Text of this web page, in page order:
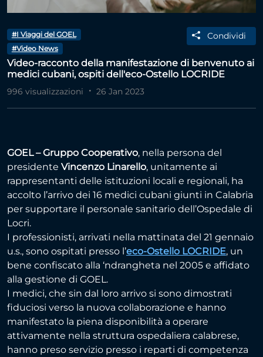
Video
#I Viaggi del GOEL
#Video News
Condividi
Video-racconto della manifestazione di benvenuto ai
medici cubani, ospiti dell'eco-Ostello LOCRIDE
996 visualizzazioni 26 Jan 2023
GOEL – Gruppo Cooperativo, nella persona del
presidente Vincenzo Linarello, unitamente ai
rappresentanti delle istituzioni locali e regionali, ha
accolto l’arrivo dei 16 medici cubani giunti in Calabria
per supportare il personale sanitario dell’Ospedale di
Locri.
I professionisti, arrivati nella mattinata del 21 gennaio
u.s., sono ospitati presso l’eco-Ostello LOCRIDE, un
bene confiscato alla ‘ndrangheta nel 2005 e affidato
alla gestione di GOEL.
I medici, che sin dal loro arrivo si sono dimostrati
fiduciosi verso la nuova collaborazione e hanno
manifestato la piena disponibilità a operare
attivamente nella struttura ospedaliera calabrese,
hanno preso servizio presso i reparti di competenza